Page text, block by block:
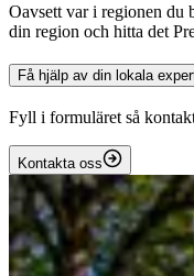
Oavsett var i regionen du
din region och hitta det
Få hjälp av din lokala
Fyll i formuläret så
Kontakta oss